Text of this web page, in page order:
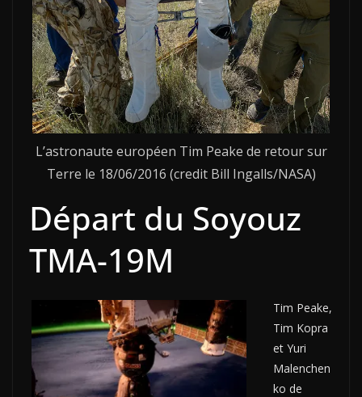
L’astronaute européen Tim Peake de retour sur
Terre le 18/06/2016 (credit Bill Ingalls/NASA)
Départ du Soyouz
TMA-19M
Tim Peake,
Tim Kopra
et Yuri
Malenchen
ko de